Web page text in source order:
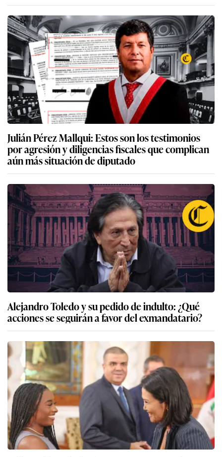
Julián Pérez Mallqui: Estos son los testimonios
por agresión y diligencias fiscales que complican
aún más situación de diputado
Alejandro Toledo y su pedido de indulto: ¿Qué
acciones se seguirán a favor del exmandatario?